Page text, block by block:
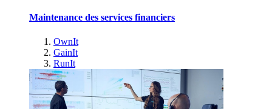
Maintenance des services financiers
OwnIt
GainIt
RunIt